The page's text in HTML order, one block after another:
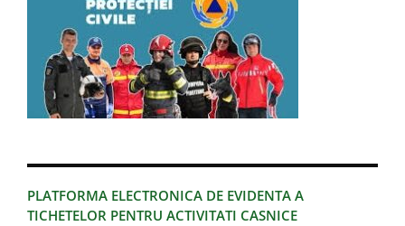
PLATFORMA ELECTRONICA DE EVIDENTA A
TICHETELOR PENTRU ACTIVITATI CASNICE